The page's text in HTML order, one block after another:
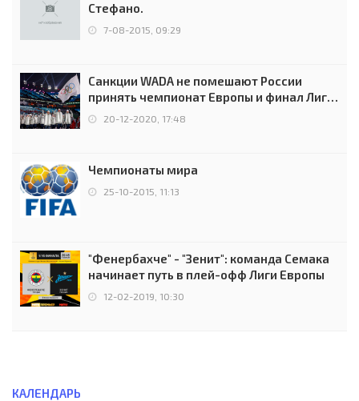
Стефано.
7-08-2015, 09:29
Санкции WADA не помешают России
принять чемпионат Европы и финал Лиги
чемпионов.
20-12-2020, 17:48
Чемпионаты мира
25-10-2015, 11:13
"Фенербахче" - "Зенит": команда Семака
начинает путь в плей-офф Лиги Европы
12-02-2019, 10:30
КАЛЕНДАРЬ